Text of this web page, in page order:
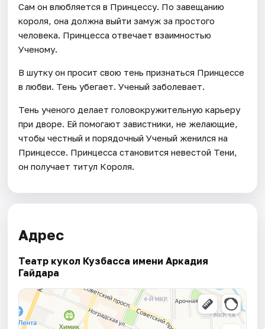
Сам он влюбляется в Принцессу. По завещанию
короля, она должна выйти замуж за простого
человека. Принцесса отвечает взаимностью
Ученому.
В шутку он просит свою тень признаться Принцессе
в любви. Тень убегает. Ученый заболевает.
Тень ученого делает головокружительную карьеру
при дворе. Ей помогают завистники, не желающие,
чтобы честный и порядочный Ученый женился на
Принцессе. Принцесса становится невестой Тени,
он получает титул Короля.
Адрес
Театр кукол Кузбасса имени Аркадия
Гайдара